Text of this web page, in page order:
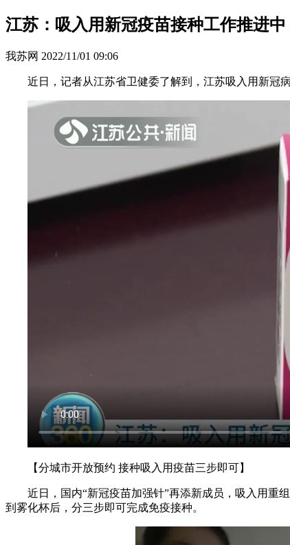
江苏：吸入用新冠疫苗接种工作推进
我苏网 2022/11/01 09:06
近日，记者从江苏省卫健委了解到，江苏吸入用新冠病
【分城市开放预约 接种吸入用疫苗三步即可】
近日，国内“新冠疫苗加强针”再添新成员，吸入用重组
到雾化杯后，分三步即可完成免疫接种。